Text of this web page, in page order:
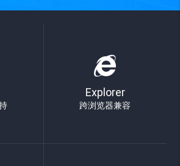
Explorer
跨浏览器兼容